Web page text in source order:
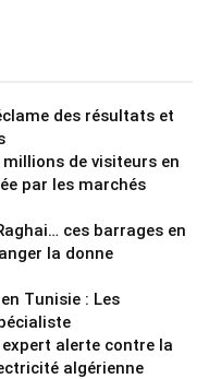
des résultats et
de visiteurs en
par les marchés
ces barrages en
la donne
Tunisie : Les
alerte contre la
algérienne